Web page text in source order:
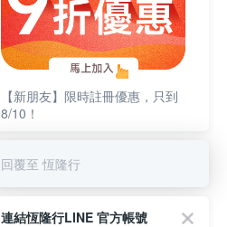
【新朋友】限時註冊優惠，只到
8/10！
回覆至 恆隆行
連結恆隆行LINE 官方帳號